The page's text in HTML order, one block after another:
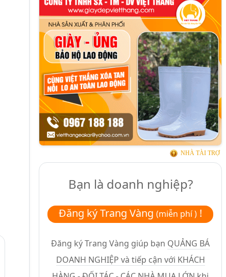
NHÀ TÀI TRỢ
Bạn là doanh nghiệp?
Đăng ký Trang Vàng(miễn phí ) !
Đăng ký Trang Vàng giúp bạn QUẢNG BÁ
DOANH NGHIỆP và tiếp cận với KHÁCH